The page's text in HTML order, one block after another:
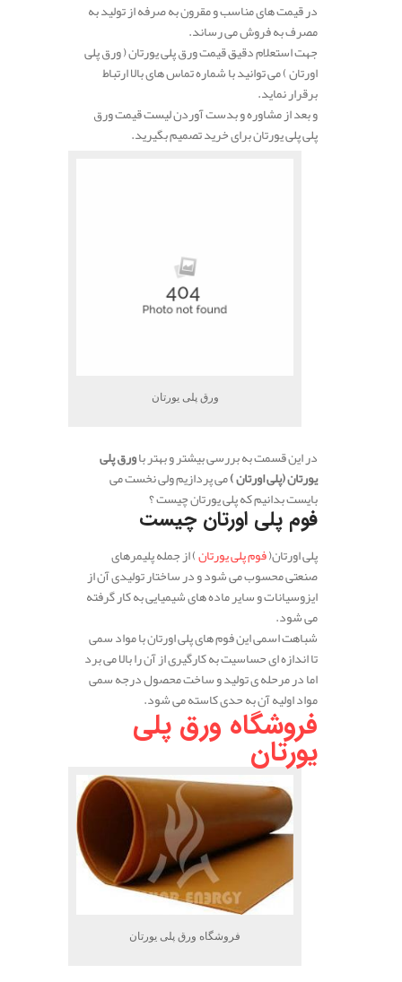
در قیمت های مناسب و مقرون به صرفه از تولید به
مصرف به فروش می رساند.
جهت استعلام دقیق قیمت ورق پلی یورتان ( ورق پلی
اورتان ) می توانید با شماره تماس های بالا ارتباط
برقرار نماید.
و بعد از مشاوره و بدست آوردن لیست قیمت ورق
پلی پلی یورتان برای خرید تصمیم بگیرید.
ورق پلی یورتان
در این قسمت به بررسی بیشتر و بهتر باورق پلی
یورتان (پلی اورتان )می پردازیم ولی نخست می
بایست بدانیم که پلی یورتان چیست ؟
فوم پلی اورتان چیست
پلی اورتان(فوم پلی یورتان) از جمله پلیمرهای
صنعتی محسوب می شود و در ساختار تولیدی آن از
ایزوسیانات و سایر ماده های شیمیایی به کار گرفته
می شود.
شباهت اسمی این فوم های پلی اورتان با مواد سمی
تا اندازه ای حساسیت به کارگیری از آن را بالا می برد
اما در مرحله ی تولید و ساخت محصول درجه سمی
مواد اولیه آن به حدی کاسته می شود.
فروشگاه ورق پلی
یورتان
فروشگاه ورق پلی یورتان